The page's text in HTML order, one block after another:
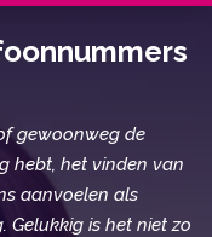
gewoonweg de
hebt, het vinden van
aanvoelen als
Gelukkig is het niet zo